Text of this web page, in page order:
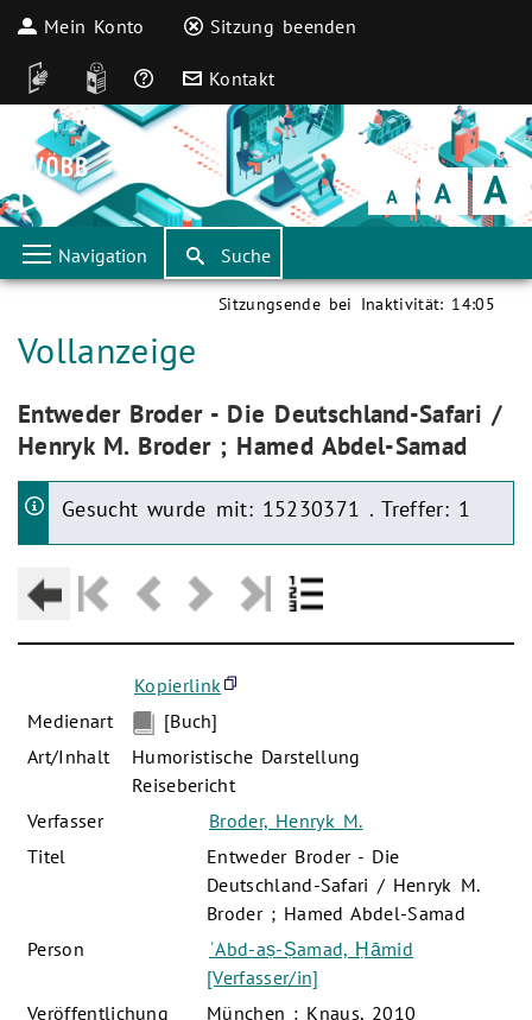
Mein Konto Sitzung beenden
DGS Leichte Sprache
Häufige Fragen
Kontakt
Schrift
klein Schrift
normal Schrift
groß
Navigation Suche
Sitzungsende bei Inaktivität: 14:05
Aktuelle Seite:
Vollanzeige
Aktuelle Seite:
Entweder Broder - Die Deutschland-Safari /
Henryk M. Broder ; Hamed Abdel-Samad
Gesucht wurde mit: 15230371 . Treffer: 1
Kopierlink
Medienart
[Buch]
Art/Inhalt
Humoristische Darstellung
Reisebericht
Verfasser
Broder, Henryk M.
Titel
Entweder Broder - Die
Deutschland-Safari / Henryk M.
Broder ; Hamed Abdel-Samad
Person
ʿAbd-aṣ-Ṣamad, Ḥāmid
[Verfasser/in]
Veröffentlichung
München : Knaus, 2010